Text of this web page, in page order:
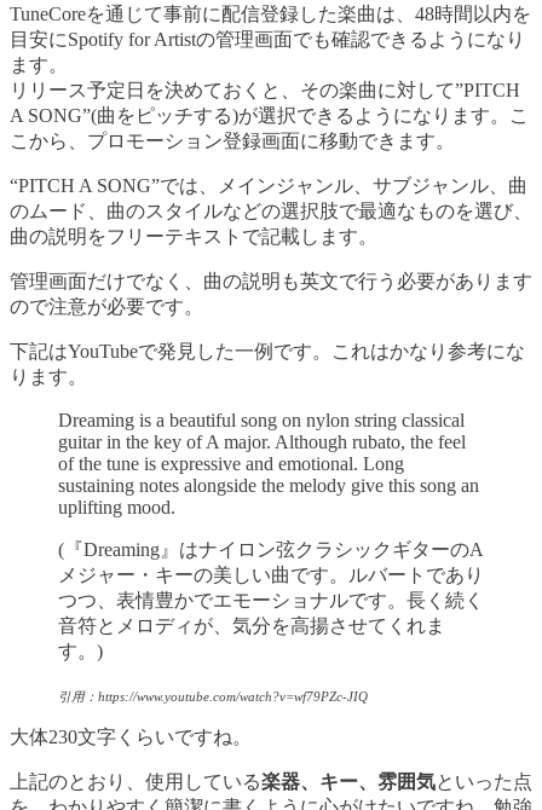
TuneCoreを通じて事前に配信登録した楽曲は、48時間以内を
目安にSpotify for Artistの管理画面でも確認できるようになり
ます。
リリース予定日を決めておくと、その楽曲に対して”PITCH
A SONG”(曲をピッチする)が選択できるようになります。こ
こから、プロモーション登録画面に移動できます。
“PITCH A SONG”では、メインジャンル、サブジャンル、曲
のムード、曲のスタイルなどの選択肢で最適なものを選び、
曲の説明をフリーテキストで記載します。
管理画面だけでなく、曲の説明も英文で行う必要があります
ので注意が必要です。
下記はYouTubeで発見した一例です。これはかなり参考にな
ります。
Dreaming is a beautiful song on nylon string classical
guitar in the key of A major. Although rubato, the feel
of the tune is expressive and emotional. Long
sustaining notes alongside the melody give this song an
uplifting mood.
(『Dreaming』はナイロン弦クラシックギターのA
メジャー・キーの美しい曲です。ルバートであり
つつ、表情豊かでエモーショナルです。長く続く
音符とメロディが、気分を高揚させてくれま
す。)
引用：https://www.youtube.com/watch?v=wf79PZc-JIQ
大体230文字くらいですね。
上記のとおり、使用している楽器、キー、雰囲気といった点